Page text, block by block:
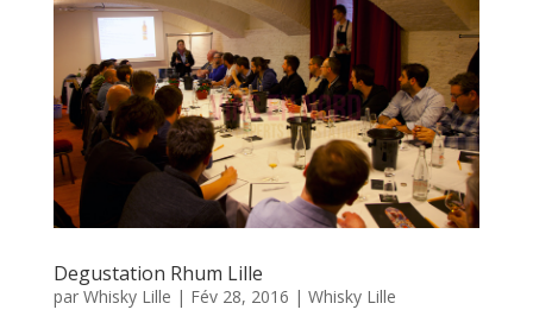
Degustation Rhum Lille
par Whisky Lille | Fév 28, 2016 | Whisky Lille